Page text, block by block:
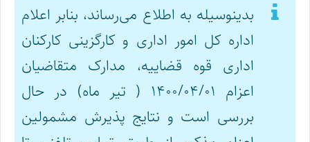
بدینوسیله به اطلاع می‌رساند، بنابر اعلام
اداره کل امور اداری و کارگزینی کارکنان
اداری قوه قضاییه، مدارک متقاضیان
اعزام ۱۴۰۰/۰۴/۰۱ ( تیر ماه) در حال
بررسی است و نتایج پذیرش مشمولین